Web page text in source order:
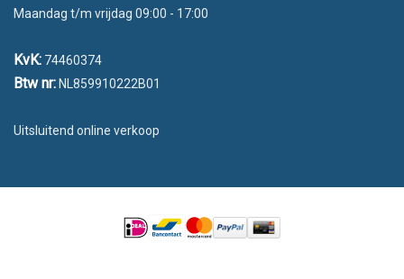
Maandag t/m vrijdag 09:00 - 17:00
KvK: 74460374
Btw nr: NL859910222B01
Uitsluitend online verkoop